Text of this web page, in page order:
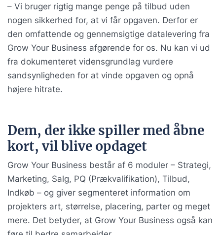
– Vi bruger rigtig mange penge på tilbud uden
nogen sikkerhed for, at vi får opgaven. Derfor er
den omfattende og gennemsigtige datalevering fra
Grow Your Business afgørende for os. Nu kan vi ud
fra dokumenteret vidensgrundlag vurdere
sandsynligheden for at vinde opgaven og opnå
højere hitrate.
Dem, der ikke spiller med åbne
kort, vil blive opdaget
Grow Your Business består af 6 moduler – Strategi,
Marketing, Salg, PQ (Prækvalifikation), Tilbud,
Indkøb – og giver segmenteret information om
projekters art, størrelse, placering, parter og meget
mere. Det betyder, at Grow Your Business også kan